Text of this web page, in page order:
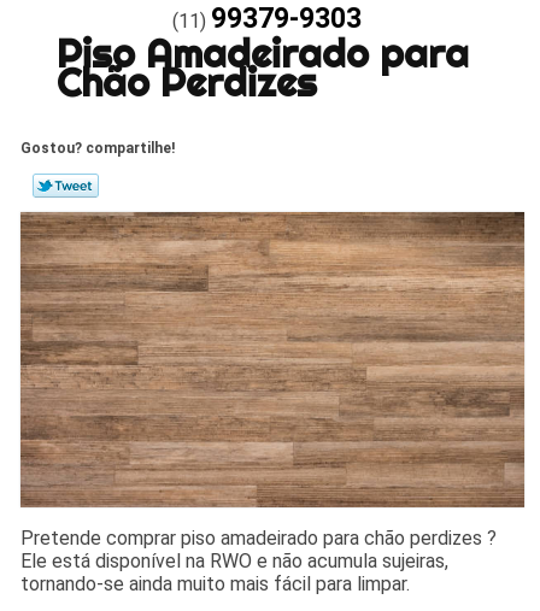
(11) 99379-9303
Piso Amadeirado para
Chão Perdizes
Gostou? compartilhe!
Pretende comprar piso amadeirado para chão perdizes ?
Ele está disponível na RWO e não acumula sujeiras,
tornando-se ainda muito mais fácil para limpar.